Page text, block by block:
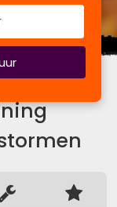
verbeteren